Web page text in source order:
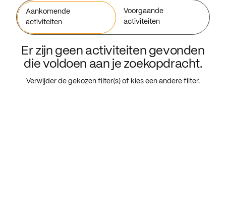
Aankomende
activiteiten
Voorgaande
activiteiten
Er zijn geen activiteiten gevonden
die voldoen aan je zoekopdracht.
Verwijder de gekozen filter(s) of kies een andere filter.